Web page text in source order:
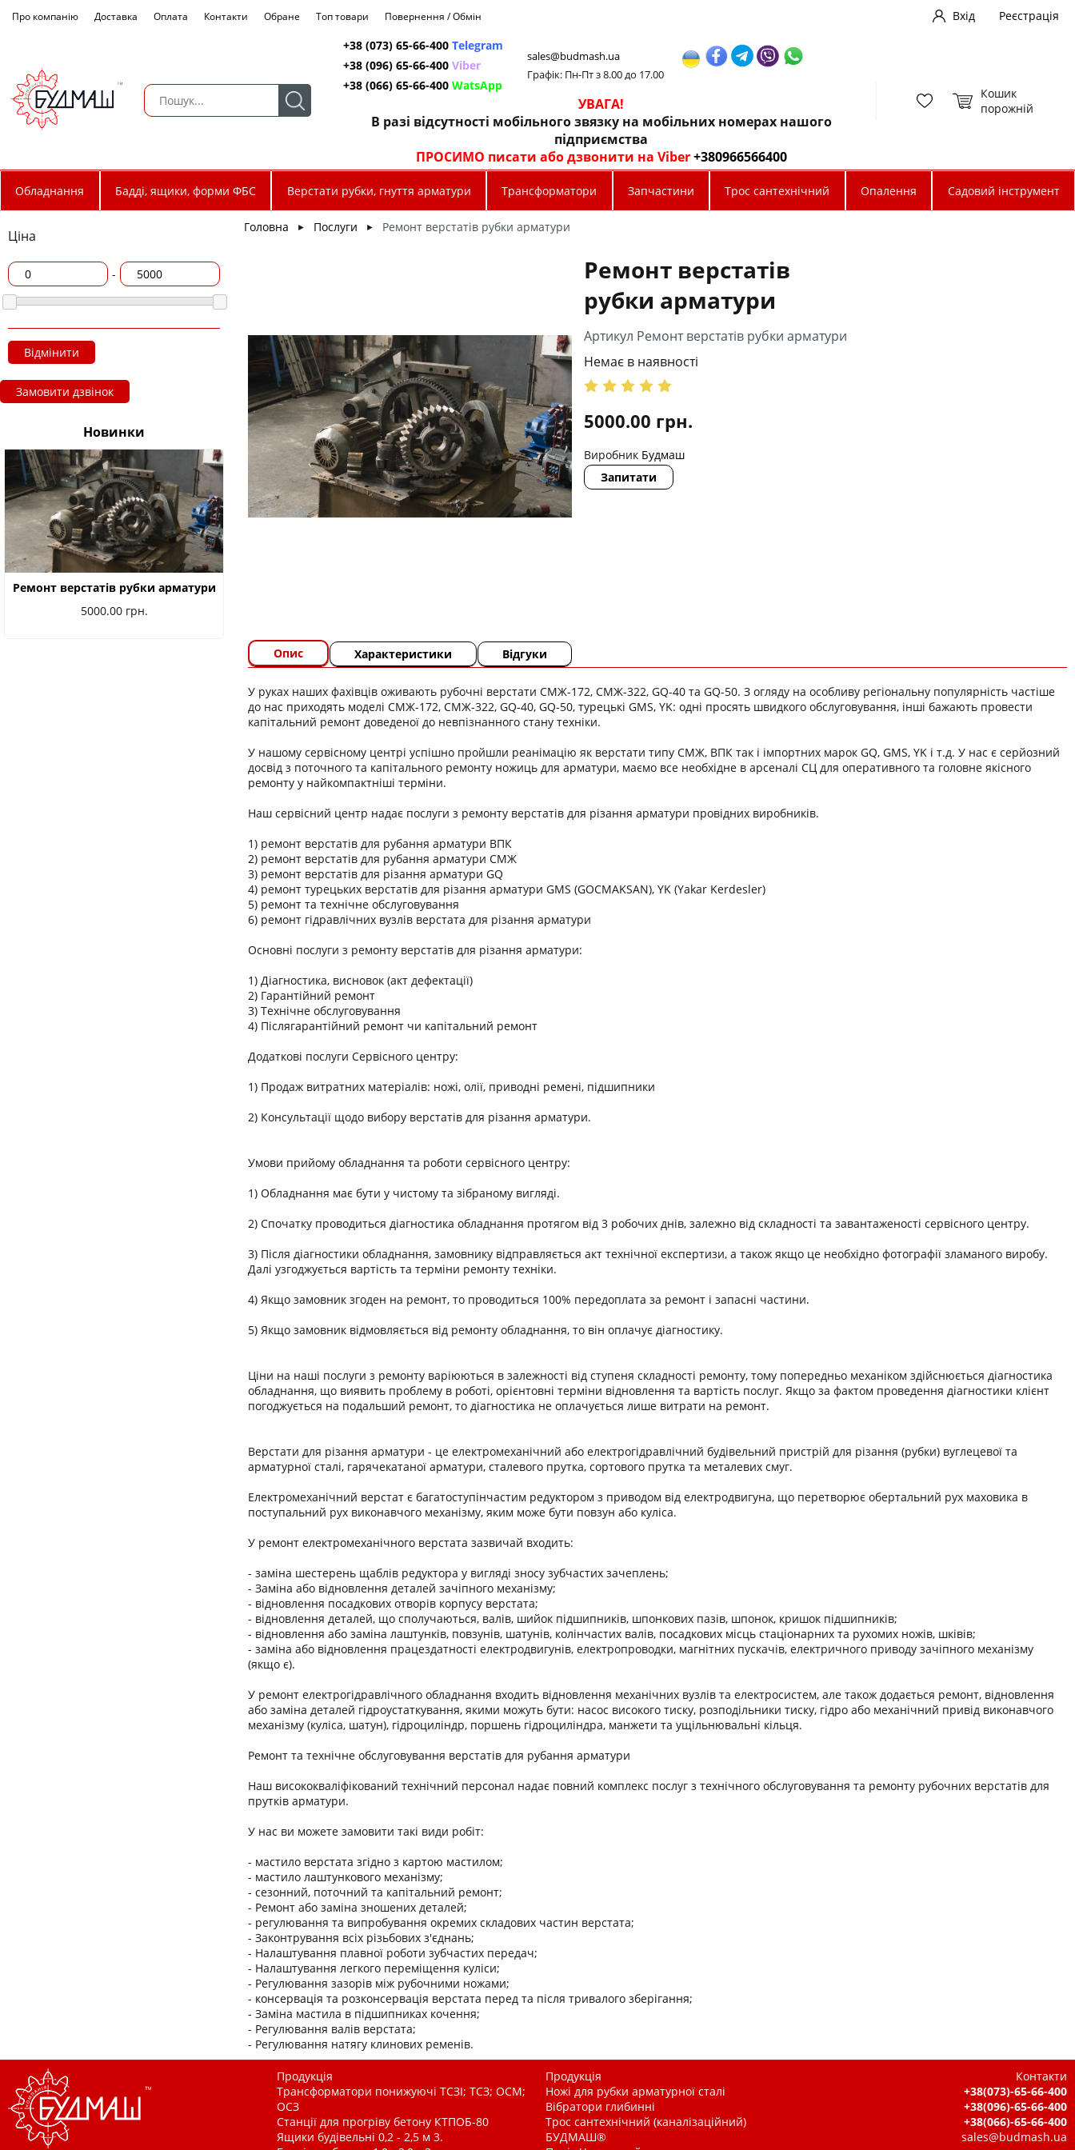
Про компанію Доставка Оплата Контакти Обране Топ товари Повернення / Обмін Вхід
Реєстрація
+38 (073) 65-66-400 Telegram
+38 (096) 65-66-400 Viber
+38 (066) 65-66-400 WatsApp
sales@budmash.ua
Графік: Пн-Пт з 8.00 до 17.00
УВАГА!
В разі відсутності мобільного звязку на мобільних номерах нашого
підприємства
ПРОСИМО писати або дзвонити на Viber+380966566400
Кошик
порожній
Обладнання Бадді, ящики, форми ФБС Верстати рубки, гнуття арматури Трансформатори Запчастини Трос сантехнічний Опалення Садовий інструмент
Ціна
-
Відмінити
Замовити дзвінок
Новинки
Ремонт верстатів рубки арматури
5000.00 грн.
Головна ► Послуги ► Ремонт верстатів рубки арматури
Ремонт верстатів
рубки арматури
Артикул Ремонт верстатів рубки арматури
Немає в наявності
5000.00 грн.
Виробник Будмаш
Запитати
Опис Характеристики Відгуки
У руках наших фахівців оживають рубочні верстати СМЖ-172, СМЖ-322, GQ-40 та GQ-50. З огляду на особливу регіональну популярність частіше
до нас приходять моделі СМЖ-172, СМЖ-322, GQ-40, GQ-50, турецькі GMS, YK: одні просять швидкого обслуговування, інші бажають провести
капітальний ремонт доведеної до невпізнанного стану техніки.
У нашому сервісному центрі успішно пройшли реанімацію як верстати типу СМЖ, ВПК так і імпортних марок GQ, GMS, YK і т.д. У нас є серйозний
досвід з поточного та капітального ремонту ножиць для арматури, маємо все необхідне в арсеналі СЦ для оперативного та головне якісного
ремонту у найкомпактніші терміни.
Наш сервісний центр надає послуги з ремонту верстатів для різання арматури провідних виробників.
1) ремонт верстатів для рубання арматури ВПК
2) ремонт верстатів для рубання арматури СМЖ
3) ремонт верстатів для різання арматури GQ
4) ремонт турецьких верстатів для різання арматури GMS (GOCMAKSAN), YK (Yakar Kerdesler)
5) ремонт та технічне обслуговування
6) ремонт гідравлічних вузлів верстата для різання арматури
Основні послуги з ремонту верстатів для різання арматури:
1) Діагностика, висновок (акт дефектації)
2) Гарантійний ремонт
3) Технічне обслуговування
4) Післягарантійний ремонт чи капітальний ремонт
Додаткові послуги Сервісного центру:
1) Продаж витратних матеріалів: ножі, олії, приводні ремені, підшипники
2) Консультації щодо вибору верстатів для різання арматури.
Умови прийому обладнання та роботи сервісного центру:
1) Обладнання має бути у чистому та зібраному вигляді.
2) Спочатку проводиться діагностика обладнання протягом від 3 робочих днів, залежно від складності та завантаженості сервісного центру.
3) Після діагностики обладнання, замовнику відправляється акт технічної експертизи, а також якщо це необхідно фотографії зламаного виробу.
Далі узгоджується вартість та терміни ремонту техніки.
4) Якщо замовник згоден на ремонт, то проводиться 100% передоплата за ремонт і запасні частини.
5) Якщо замовник відмовляється від ремонту обладнання, то він оплачує діагностику.
Ціни на наші послуги з ремонту варіюються в залежності від ступеня складності ремонту, тому попередньо механіком здійснюється діагностика
обладнання, що виявить проблему в роботі, орієнтовні терміни відновлення та вартість послуг. Якщо за фактом проведення діагностики клієнт
погоджується на подальший ремонт, то діагностика не оплачується лише витрати на ремонт.
Верстати для різання арматури - це електромеханічний або електрогідравлічний будівельний пристрій для різання (рубки) вуглецевої та
арматурної сталі, гарячекатаної арматури, сталевого прутка, сортового прутка та металевих смуг.
Електромеханічний верстат є багатоступінчастим редуктором з приводом від електродвигуна, що перетворює обертальний рух маховика в
поступальний рух виконавчого механізму, яким може бути повзун або куліса.
У ремонт електромеханічного верстата зазвичай входить:
- заміна шестерень щаблів редуктора у вигляді зносу зубчастих зачеплень;
- Заміна або відновлення деталей зачіпного механізму;
- відновлення посадкових отворів корпусу верстата;
- відновлення деталей, що сполучаються, валів, шийок підшипників, шпонкових пазів, шпонок, кришок підшипників;
- відновлення або заміна лаштунків, повзунів, шатунів, колінчастих валів, посадкових місць стаціонарних та рухомих ножів, шківів;
- заміна або відновлення працездатності електродвигунів, електропроводки, магнітних пускачів, електричного приводу зачіпного механізму
(якщо є).
У ремонт електрогідравлічного обладнання входить відновлення механічних вузлів та електросистем, але також додається ремонт, відновлення
або заміна деталей гідроустаткування, якими можуть бути: насос високого тиску, розподільники тиску, гідро або механічний привід виконавчого
механізму (куліса, шатун), гідроциліндр, поршень гідроциліндра, манжети та ущільнювальні кільця.
Ремонт та технічне обслуговування верстатів для рубання арматури
Наш висококваліфікований технічний персонал надає повний комплекс послуг з технічного обслуговування та ремонту рубочних верстатів для
прутків арматури.
У нас ви можете замовити такі види робіт:
- мастило верстата згідно з картою мастилом;
- мастило лаштункового механізму;
- сезонний, поточний та капітальний ремонт;
- Ремонт або заміна зношених деталей;
- регулювання та випробування окремих складових частин верстата;
- Законтрування всіх різьбових з'єднань;
- Налаштування плавної роботи зубчастих передач;
- Налаштування легкого переміщення куліси;
- Регулювання зазорів між рубочними ножами;
- консервація та розконсервація верстата перед та після тривалого зберігання;
- Заміна мастила в підшипниках кочення;
- Регулювання валів верстата;
- Регулювання натягу клинових ременів.
Продукція
Трансформатори понижуючі ТСЗІ; ТСЗ; ОСМ;
ОСЗ
Станції для прогріву бетону КТПОБ-80
Ящики будівельні 0,2 - 2,5 м 3.
Продукція
Ножі для рубки арматурної сталі
Вібратори глибинні
Трос сантехнічний (каналізаційний)
БУДМАШ®
Контакти
+38(073)-65-66-400
+38(096)-65-66-400
+38(066)-65-66-400
sales@budmash.ua